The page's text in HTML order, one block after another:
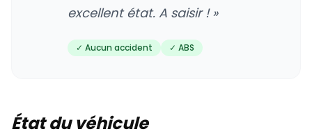
excellent état. A saisir ! »
✓ Aucun accident ✓ ABS
État du véhicule